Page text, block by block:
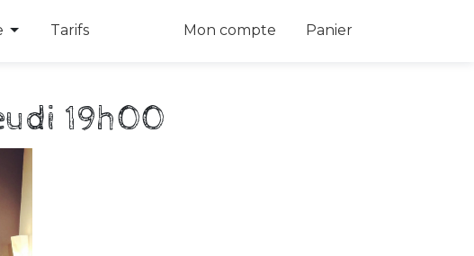
Toggle Dropdown
Tarifs Mon compte Panier
19h00